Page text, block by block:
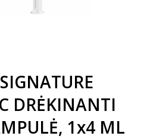
DRĖKINANTI
1x4 ML